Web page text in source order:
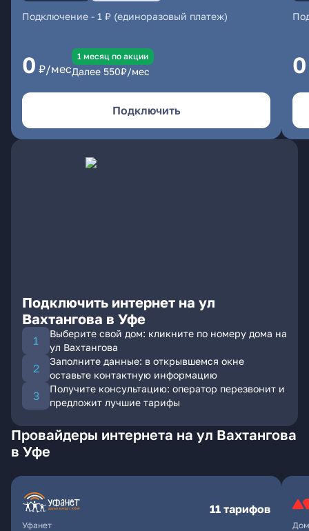
Подключение - 1 ₽ (единоразовый платеж)
0 ₽/мес
1 месяц по акции
Далее 550₽/мес
Подключить
0
Подключить интернет на ул
Вахтангова в Уфе
Выберите свой дом: кликните по номеру дома на
ул Вахтангова
Заполните данные: в открывшемся окне
оставьте контактную информацию
Получите консультацию: оператор перезвонит и
предложит лучшие тарифы
Провайдеры интернета на ул Вахтангова
в Уфе
Уфанет
11 тарифов